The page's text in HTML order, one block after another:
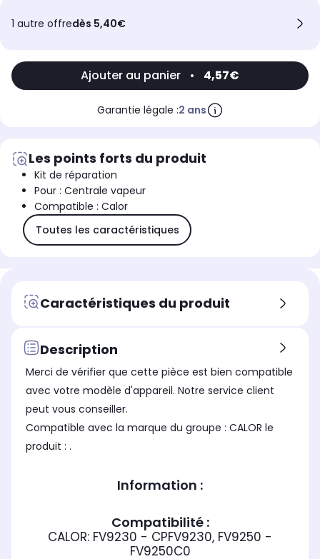
1 autre offredès 5,40€
Ajouter au panier • 4,57€
Garantie légale :2 ans
Les points forts du produit
Kit de réparation
Pour : Centrale vapeur
Compatible : Calor
Toutes les caractéristiques
Caractéristiques du produit
Description
Merci de vérifier que cette pièce est bien compatible
avec votre modèle d'appareil. Notre service client
peut vous conseiller.
Compatible avec la marque du groupe : CALOR le
produit : .
Information :
Compatibilité :
CALOR: FV9230 - CPFV9230, FV9250 -
FV9250C0